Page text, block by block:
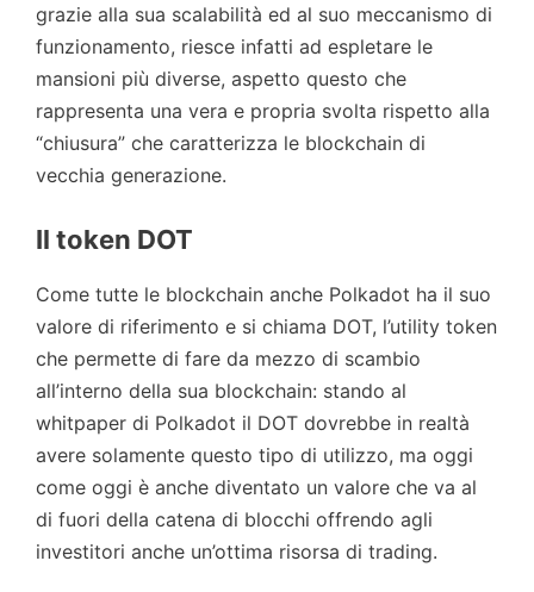
grazie alla sua scalabilità ed al suo meccanismo di
funzionamento, riesce infatti ad espletare le
mansioni più diverse, aspetto questo che
rappresenta una vera e propria svolta rispetto alla
“chiusura” che caratterizza le blockchain di
vecchia generazione.
Il token DOT
Come tutte le blockchain anche Polkadot ha il suo
valore di riferimento e si chiama DOT, l’utility token
che permette di fare da mezzo di scambio
all’interno della sua blockchain: stando al
whitpaper di Polkadot il DOT dovrebbe in realtà
avere solamente questo tipo di utilizzo, ma oggi
come oggi è anche diventato un valore che va al
di fuori della catena di blocchi offrendo agli
investitori anche un’ottima risorsa di trading.